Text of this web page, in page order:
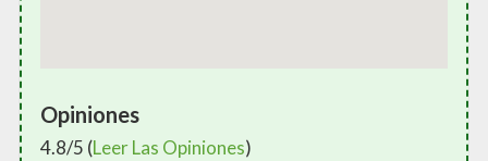
Opiniones
4.8/5 (Leer Las Opiniones)